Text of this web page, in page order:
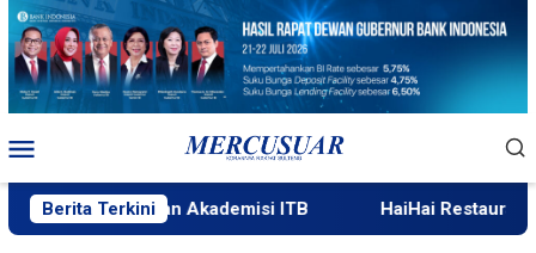
Loncat
konten
Mobile
Berita Terkini
Tamu, Hadirkan Akademisi ITB HaiHai Restaurant